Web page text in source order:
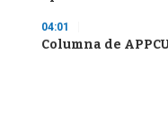
04:01
Columna de